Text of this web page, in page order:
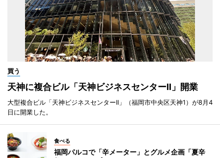
買う
天神に複合ビル「天神ビジネスセンターII」開業
大型複合ビル「天神ビジネスセンターII」（福岡市中央区天神1）が8月4
日に開業した。
食べる
福岡パルコで「辛メーター」とグルメ企画「夏辛